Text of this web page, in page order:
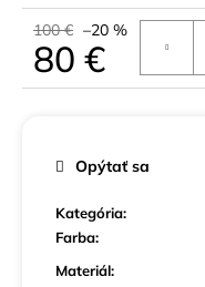
100 € –20 %
80 €
Jednotková
Kategória:
Farba:
Materiál:
Opýtať sa
€